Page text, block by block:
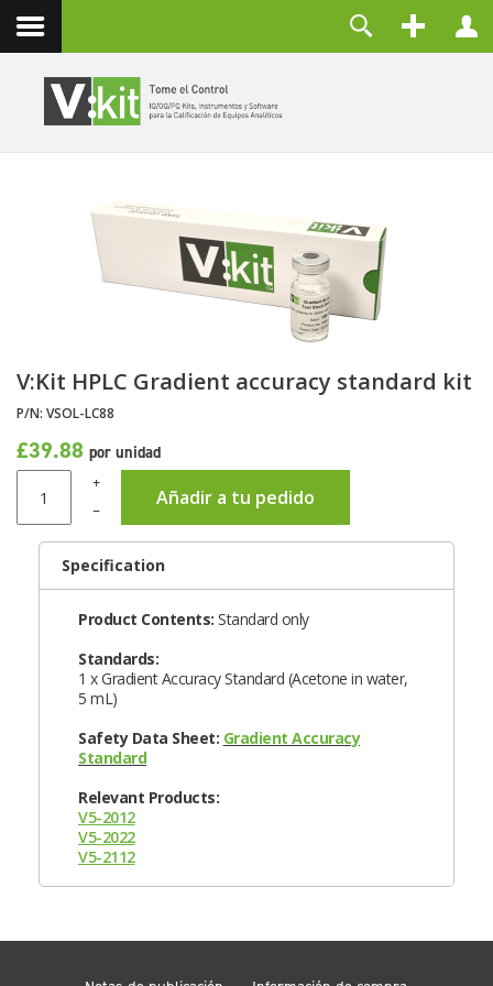
Contacto
Contraseña
¿Olvidó su contraseña?
¿Recordar su usuario?
Crear una cuenta
V:Kit HPLC Gradient accuracy standard kit
P/N: VSOL-LC88
£39.88 por unidad
+
Añadir a tu pedido
–
Specification
Product Contents: Standard only
Standards:
1 x Gradient Accuracy Standard (Acetone in water,
5 mL)
Safety Data Sheet: Gradient Accuracy
Standard
Relevant Products:
V5-2012
V5-2022
V5-2112